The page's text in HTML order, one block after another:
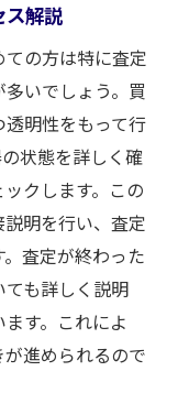
ス解説
の方は特に査定
いでしょう。買
明性をもって行
状態を詳しく確
クします。この
明を行い、査定
査定が終わった
も詳しく説明
す。これによ
進められるので